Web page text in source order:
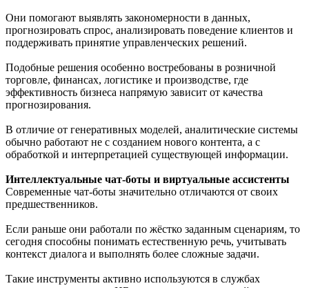
Они помогают выявлять закономерности в данных,
прогнозировать спрос, анализировать поведение клиентов и
поддерживать принятие управленческих решений.
Подобные решения особенно востребованы в розничной
торговле, финансах, логистике и производстве, где
эффективность бизнеса напрямую зависит от качества
прогнозирования.
В отличие от генеративных моделей, аналитические системы
обычно работают не с созданием нового контента, а с
обработкой и интерпретацией существующей информации.
Интеллектуальные чат-боты и виртуальные ассистенты
Современные чат-боты значительно отличаются от своих
предшественников.
Если раньше они работали по жёстко заданным сценариям, то
сегодня способны понимать естественную речь, учитывать
контекст диалога и выполнять более сложные задачи.
Такие инструменты активно используются в службах